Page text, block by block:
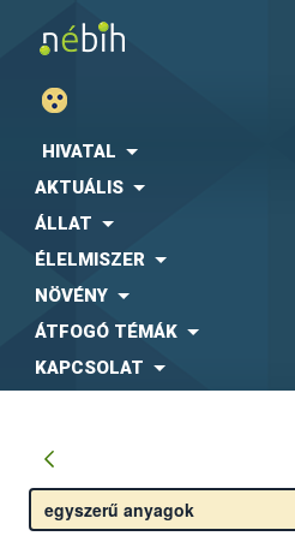
HIVATAL
AKTUÁLIS
ÁLLAT
ÉLELMISZER
NÖVÉNY
ÁTFOGÓ TÉMÁK
KAPCSOLAT